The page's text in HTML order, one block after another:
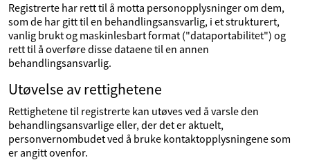
Registrerte har rett til å motta personopplysninger om dem,
som de har gitt til en behandlingsansvarlig, i et strukturert,
vanlig brukt og maskinlesbart format ("dataportabilitet") og
rett til å overføre disse dataene til en annen
behandlingsansvarlig.
Utøvelse av rettighetene
Rettighetene til registrerte kan utøves ved å varsle den
behandlingsansvarlige eller, der det er aktuelt,
personvernombudet ved å bruke kontaktopplysningene som
er angitt ovenfor.